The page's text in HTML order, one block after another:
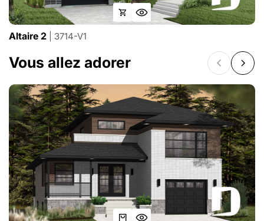
Altaire 2 | 3714-V1
Vous allez adorer